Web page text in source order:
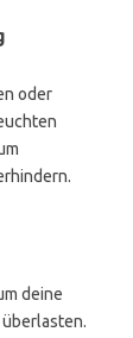
oder
deine